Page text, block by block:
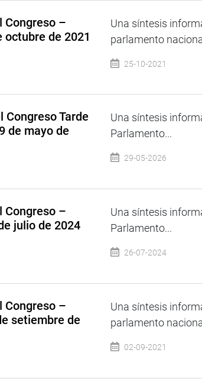
Congreso –
octubre de 2021
Una síntesis
parlamento
25-10-2021
Congreso Tarde
de mayo de
Una síntesis
Parlamento...
29-05-2026
Congreso –
julio de 2024
Una síntesis
Parlamento...
26-07-2024
Congreso –
setiembre de
Una síntesis
parlamento
02-09-2021